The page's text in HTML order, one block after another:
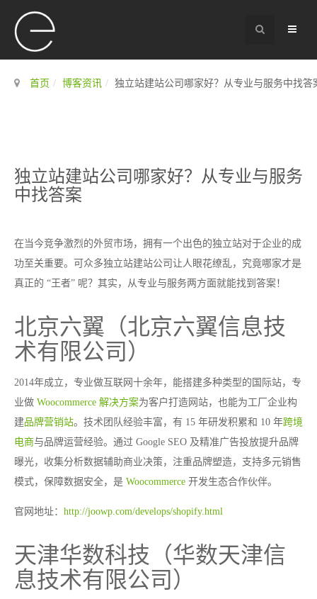
首页 博客资讯 独立站建站公司哪家好？从专业与服务中找答
独立站建站公司哪家好？从专业与服务
中找答案
在当今竞争激烈的外贸市场，拥有一个出色的独立站对于企业的成
功至关重要。可众多独立站建站公司让人眼花缭乱，究竟哪家才是
真正的 “王者” 呢？其实，从专业与服务两方面就能找到答案！
北京六翼（北京六翼信息技
术有限公司）
2014年成立，专业做互联网十余年，能搭建多种类型的国际站，专
业做 Woocommerce 解决方案为客户打造网站，也能为工厂企业构
建品牌营销站。技术团队经验丰富，有 15 年研发积累和 10 年跨境
电商与品牌运营经验。通过 Google SEO 及精准广告投放提升品牌
曝光，收集分析数据辅助商业决策，注重品牌塑造，支持多元销售
模式，保障数据安全，是 Woocommerce 开发生态合作伙伴。
官网地址： http://joowp.com/develops/shopify.html
天津华数科技（华数天津信
息技术有限公司）